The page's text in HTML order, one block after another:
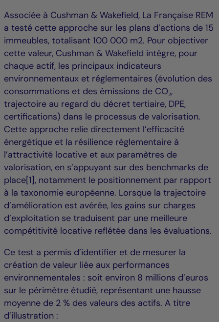
Associée à Cushman & Wakefield, La Française REM
a testé cette approche sur les plans d’actions de 15
immeubles, totalisant 100 000 m2. Pour objectiver
cette valeur, Cushman & Wakefield intègre, pour
chaque actif, les principaux indicateurs
environnementaux et réglementaires (évolution des
consommations et des émissions de CO₂,
trajectoire au regard du décret tertiaire, DPE,
certifications) dans le processus de valorisation.
Cette approche relie directement l’efficacité
énergétique et la résilience réglementaire à
l’attractivité locative et aux paramètres de
valorisation, en s’appuyant sur des benchmarks de
place[1], notamment le positionnement par rapport
à la taxonomie européenne. Lorsque la trajectoire
d’amélioration est avérée, les gains sur charges
d’exploitation se traduisent par une meilleure
compétitivité locative reflétée dans les évaluations.
Ce test a permis d’identifier et de mesurer la
création de valeur liée aux performances
environnementales : soit environ 8 millions d’euros
sur le périmètre étudié, représentant une hausse
moyenne de 2 % des valeurs des actifs. A titre
d’illustration :